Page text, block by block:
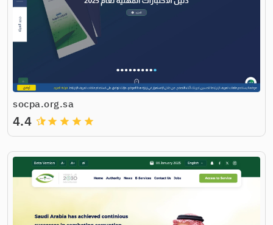
socpa.org.sa
grade
grade
grade
grade
4.4